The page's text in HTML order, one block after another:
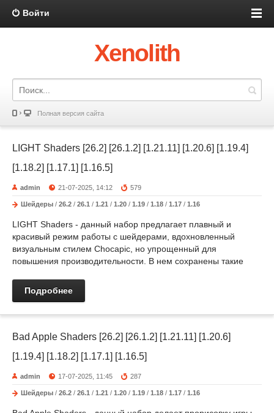
Войти
Xenolith
Полная версия сайта
LIGHT Shaders [26.2] [26.1.2] [1.21.11] [1.20.6] [1.19.4]
[1.18.2] [1.17.1] [1.16.5]
admin 21-07-2025, 14:12 579
Шейдеры / 26.2 / 26.1 / 1.21 / 1.20 / 1.19 / 1.18 / 1.17 / 1.16
LIGHT Shaders - данный набор предлагает плавный и
красивый режим работы с шейдерами, вдохновленный
визуальным стилем Chocapic, но упрощенный для
повышения производительности. В нем сохранены такие
Подробнее
Bad Apple Shaders [26.2] [26.1.2] [1.21.11] [1.20.6]
[1.19.4] [1.18.2] [1.17.1] [1.16.5]
admin 17-07-2025, 11:45 287
Шейдеры / 26.2 / 26.1 / 1.21 / 1.20 / 1.19 / 1.18 / 1.17 / 1.16